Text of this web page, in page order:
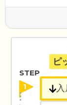
ピ
STEP
1